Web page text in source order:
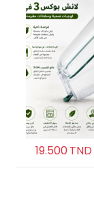
19.500TND